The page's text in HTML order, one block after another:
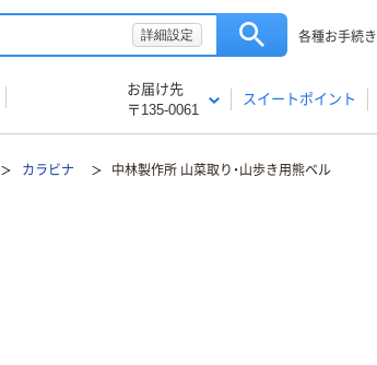
詳細設定 各種お手続き
お届け先
〒135-0061
スイートポイント
カラビナ 中林製作所 山菜取り・山歩き用熊ベル